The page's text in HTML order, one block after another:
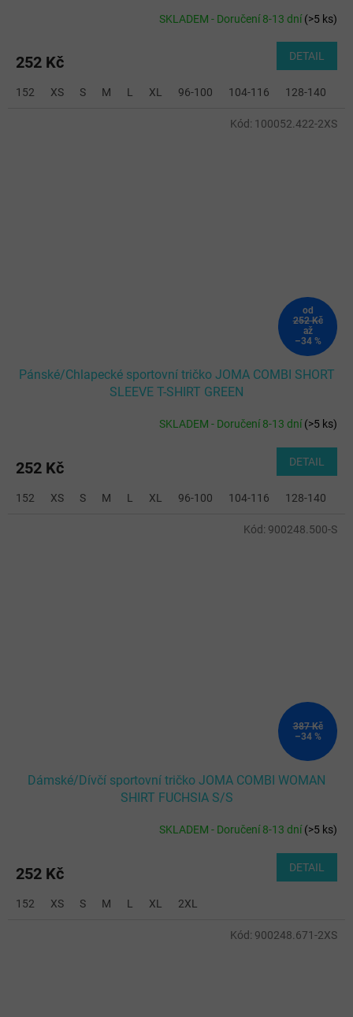
SKLADEM - Doručení 8-13 dní(>5 ks)
252 Kč DETAIL
152 XS S M L XL 96-100 104-116 128-140
od
252 Kč
až
–34 %
Pánské/Chlapecké sportovní tričko JOMA COMBI SHORT
SLEEVE T-SHIRT GREEN
SKLADEM - Doručení 8-13 dní(>5 ks)
252 Kč DETAIL
152 XS S M L XL 96-100 104-116 128-140
Kód: 100052.422-2XS
387 Kč
–34 %
Dámské/Dívčí sportovní tričko JOMA COMBI WOMAN
SHIRT FUCHSIA S/S
SKLADEM - Doručení 8-13 dní(>5 ks)
252 Kč DETAIL
152 XS S M L XL 2XL
Kód: 900248.500-S
Kód: 900248.671-2XS